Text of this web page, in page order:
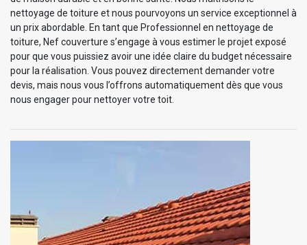
nettoyage de toiture et nous pourvoyons un service exceptionnel à
un prix abordable. En tant que Professionnel en nettoyage de
toiture, Nef couverture s’engage à vous estimer le projet exposé
pour que vous puissiez avoir une idée claire du budget nécessaire
pour la réalisation. Vous pouvez directement demander votre
devis, mais nous vous l’offrons automatiquement dès que vous
nous engager pour nettoyer votre toit.